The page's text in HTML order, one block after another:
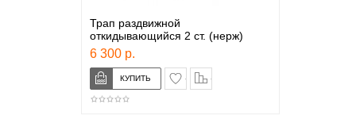
Трап раздвижной
откидывающийся 2 ст. (нерж)
6 300 р.
в закладки